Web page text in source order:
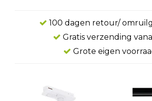
100 dagen retour/
Gratis verzending
Grote eigen